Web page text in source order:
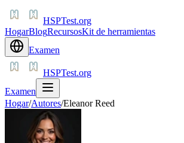
HSPTest.org
HogarBlogRecursosKit de herramientas
Examen
HSPTest.org
Examen
Hogar/Autores/Eleanor Reed